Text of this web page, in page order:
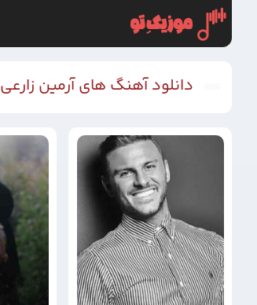
دانلود آهنگ های آرمین زارعی